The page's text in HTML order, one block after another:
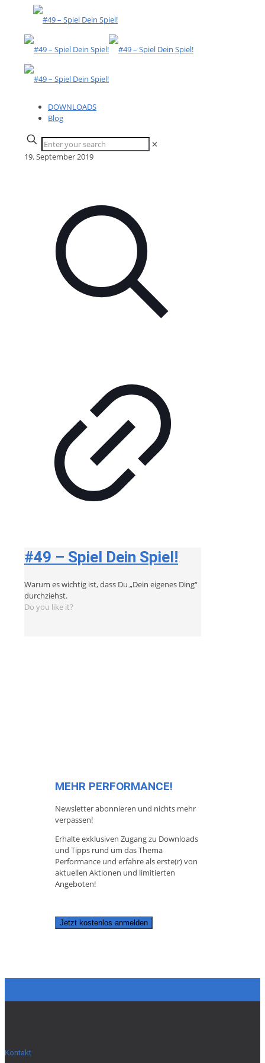
DOWNLOADS
Blog
✕
19. September 2019
#49 – Spiel Dein Spiel!
Warum es wichtig ist, dass Du „Dein eigenes Ding“
durchziehst.
Do you like it?
MEHR PERFORMANCE!
Newsletter abonnieren und nichts mehr
verpassen!
Erhalte exklusiven Zugang zu Downloads
und Tipps rund um das Thema
Performance und erfahre als erste(r) von
aktuellen Aktionen und limitierten
Angeboten!
Jetzt kostenlos anmelden
Kontakt